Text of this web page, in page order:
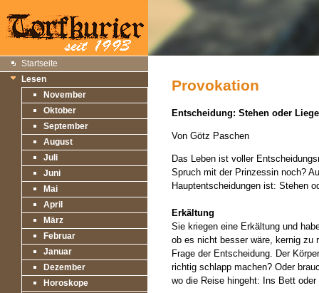
Startseite
Lesen
November
Oktober
September
August
Juli
Juni
Mai
April
März
Februar
Januar
Dezember
Horoskope
Provokation
Entscheidung: Stehen oder
Von Götz Paschen
Das Leben ist voller
Spruch mit der Prinzessin noch?
Hauptentscheidungen ist: Stehen
Erkältung
Sie kriegen eine Erkältung und
ob es nicht besser wäre, kernig zu
Frage der Entscheidung. Der
richtig schlapp machen? Oder
wo die Reise hingeht: Ins Bett